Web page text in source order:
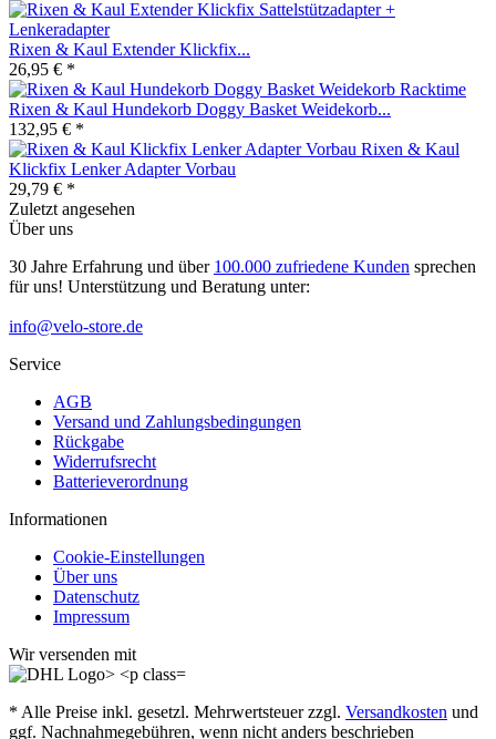
Rixen & Kaul Extender Klickfix...
26,95 € *
Rixen & Kaul Hundekorb Doggy Basket Weidekorb...
132,95 € *
Rixen & Kaul
Klickfix Lenker Adapter Vorbau
29,79 € *
Zuletzt angesehen
Über uns
30 Jahre Erfahrung und über 100.000 zufriedene Kunden sprechen
für uns! Unterstützung und Beratung unter:
info@velo-store.de
Service
AGB
Versand und Zahlungsbedingungen
Rückgabe
Widerrufsrecht
Batterieverordnung
Informationen
Cookie-Einstellungen
Über uns
Datenschutz
Impressum
Wir versenden mit
* Alle Preise inkl. gesetzl. Mehrwertsteuer zzgl. Versandkosten und
ggf. Nachnahmegebühren, wenn nicht anders beschrieben